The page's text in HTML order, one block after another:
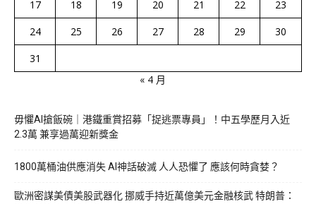
17
18 19 20 21 22
23
24
25 26 27 28 29
30
31
« 4 月
毋懼AI搶飯碗｜港鐵重賞招募「捉逃票專員」！中五學歷月入近
2.3萬 兼享過萬迎新獎金
1800萬桶油供應消失 AI神話破滅 人人恐懼了 應該何時貪婪？
歐洲密謀美債美股武器化 挪威手持近萬億美元金融核武 特朗普：